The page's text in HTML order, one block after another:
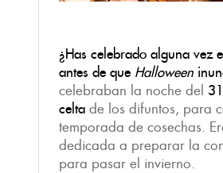
¿Has celebrado alguna vez
antes de que Halloween
celebraban la noche del
celta de los difuntos, para
temporada de cosechas.
dedicada a preparar la
para pasar el invierno.